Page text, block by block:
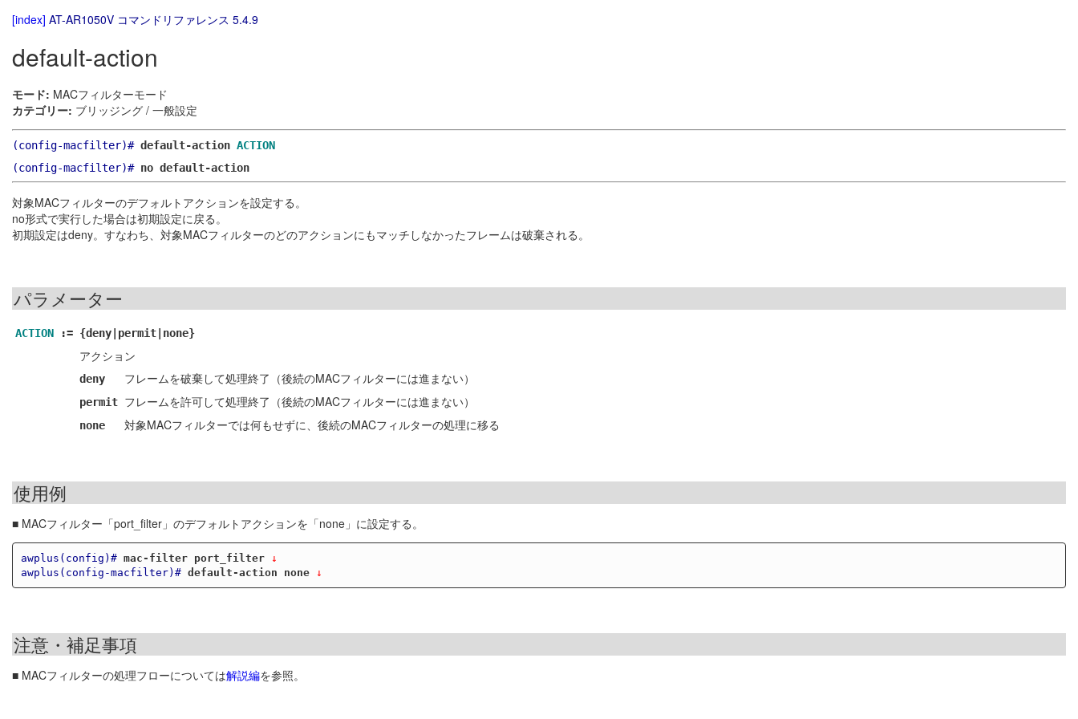
[index] AT-AR1050V コマンドリファレンス 5.4.9
default-action
モード: MACフィルターモード
カテゴリー: ブリッジング / 一般設定
(config-macfilter)# default-action ACTION
(config-macfilter)# no default-action
対象MACフィルターのデフォルトアクションを設定する。
no形式で実行した場合は初期設定に戻る。
初期設定はdeny。すなわち、対象MACフィルターのどのアクションにもマッチしなかったフレームは破棄される。
パラメーター
ACTION := {deny|permit|none}
アクション
deny フレームを破棄して処理終了（後続のMACフィルターには進まない）
permit フレームを許可して処理終了（後続のMACフィルターには進まない）
none 対象MACフィルターでは何もせずに、後続のMACフィルターの処理に移る
使用例
■ MACフィルター「port_filter」のデフォルトアクションを「none」に設定する。
awplus(config)# mac-filter port_filter ↓
awplus(config-macfilter)# default-action none ↓
注意・補足事項
■ MACフィルターの処理フローについては解説編を参照。